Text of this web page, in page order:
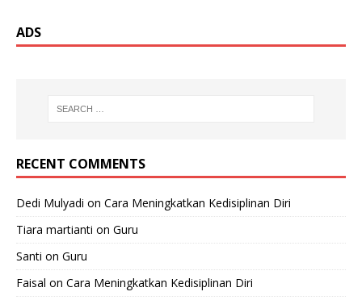
ADS
RECENT COMMENTS
Dedi Mulyadi on Cara Meningkatkan Kedisiplinan Diri
Tiara martianti on Guru
Santi on Guru
Faisal on Cara Meningkatkan Kedisiplinan Diri